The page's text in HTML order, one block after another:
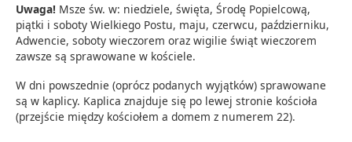
Uwaga! Msze św. w: niedziele, święta, Środę Popielcową,
piątki i soboty Wielkiego Postu, maju, czerwcu, październiku,
Adwencie, soboty wieczorem oraz wigilie świąt wieczorem
zawsze są sprawowane w kościele.
W dni powszednie (oprócz podanych wyjątków) sprawowane
są w kaplicy. Kaplica znajduje się po lewej stronie kościoła
(przejście między kościołem a domem z numerem 22).